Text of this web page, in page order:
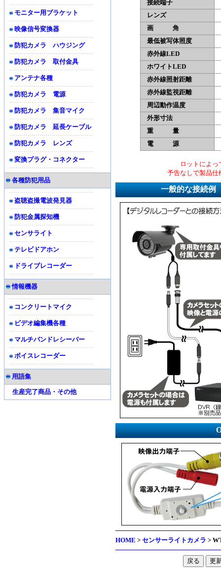
モニター用ブラケット
映像信号変換器
防犯カメラ ハウジング
防犯カメラ 取付金具
アンテナ各種
防犯カメラ 電源
防犯カメラ 集音マイク
防犯カメラ 延長ケーブル
防犯カメラ レンズ
変換プラグ・コネクター
各種防犯用品
盗聴盗撮電波発見器
防犯金属探知機
センサライト
テレビドアホン
ドライブレコーダー
情報機器
コンクリートマイク
ビデオ編集機各種
マルチバンドレシーバー
ボイスレコーダー
用語集
生産完了商品・その他
接続端子
レンズ
画 角
最低被写体照度
赤外線LED
ホワイトLED
赤外線照射距離
赤外線監視距離
周辺動作温度
外形寸法
重 量
電 源
ロットによ
予告なしで製品仕
一般的な接続
HOME > センサーライトカメラ >